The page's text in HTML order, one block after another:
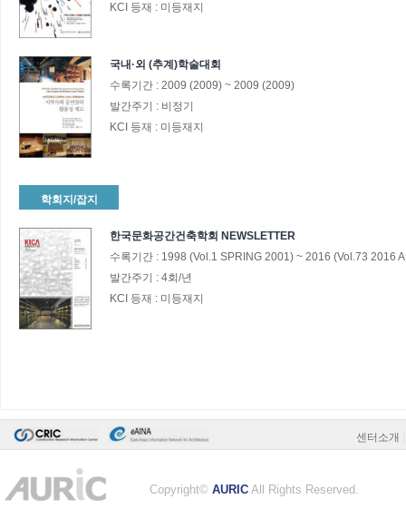
KCI 등재 : 미등재지
국내·외 (추계)학술대회
수록기간 : 2009 (2009) ~ 2009 (2009)
발간주기 : 비정기
KCI 등재 : 미등재지
학회지/잡지
한국문화공간건축학회 NEWSLETTER
수록기간 : 1998 (Vol.1 SPRING 2001) ~ 2016 (Vol.73 2016
발간주기 : 4회/년
KCI 등재 : 미등재지
센터소개
Copyright© AURIC All Rights Reserved.